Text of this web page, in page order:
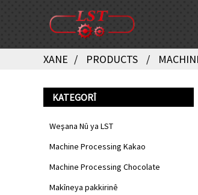
XANE PRODUCTS
KATEGORÎ
Weşana Nû ya LST
Machine Processing Kakao
Machine Processing Chocolate
Makîneya pakkirinê